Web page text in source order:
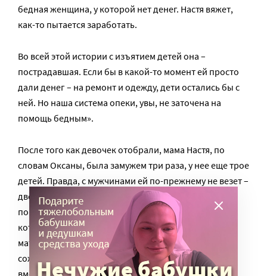
бедная женщина, у которой нет денег. Настя вяжет,
как-то пытается заработать.
Во всей этой истории с изъятием детей она –
пострадавшая. Если бы в какой-то момент ей просто
дали денег – на ремонт и одежду, дети остались бы с
ней. Но наша система опеки, увы, не заточена на
помощь бедным».
После того как девочек отобрали, мама Настя, по
словам Оксаны, была замужем три раза, у нее еще трое
детей. Правда, с мужчинами ей по-прежнему не везет –
двое из них бывшие сидельцы. Один Настю
поколачивал, а теперь даже живет в квартире,
которую она в свое время купила на деньги
материнского капитала. Сама Настя от агрессивного
сожителя сбежала, а опека в ситуацию не
вмешивается – боится.